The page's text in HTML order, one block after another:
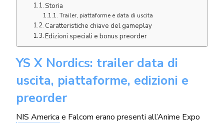
Storia
Trailer, piattaforme e data di uscita
Caratteristiche chiave del gameplay
Edizioni speciali e bonus preorder
YS X Nordics: trailer data di
uscita, piattaforme, edizioni e
preorder
NIS America e Falcom erano presenti all’Anime Expo